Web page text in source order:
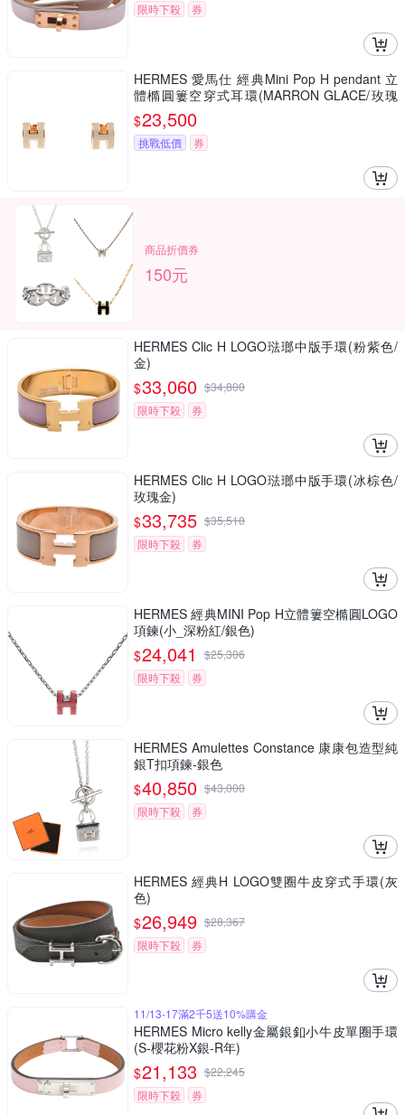
限時下殺
券
HERMES 愛馬仕 經典Mini Pop H pendant 立
體橢圓簍空穿式耳環(MARRON GLACE/玫瑰
金)
$23,500
挑戰低價 券
商品折價券
150元
HERMES Clic H LOGO琺瑯中版手環(粉紫色/
金)
$33,060 $34,800
限時下殺
券
HERMES Clic H LOGO琺瑯中版手環(冰棕色/
玫瑰金)
$33,735 $35,510
限時下殺
券
HERMES 經典MINI Pop H立體簍空橢圓LOGO
項鍊(小_深粉紅/銀色)
$24,041 $25,306
限時下殺
券
HERMES Amulettes Constance 康康包造型純
銀T扣項鍊-銀色
$40,850 $43,000
限時下殺
券
HERMES 經典H LOGO雙圈牛皮穿式手環(灰
色)
$26,949 $28,367
限時下殺
券
11/13-17滿2千5送10%購金
HERMES Micro kelly金屬銀釦小牛皮單圈手環
(S-櫻花粉X銀-R年)
$21,133 $22,245
限時下殺
券